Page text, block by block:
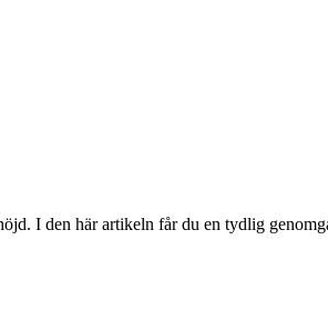
I den här artikeln får du en tydlig